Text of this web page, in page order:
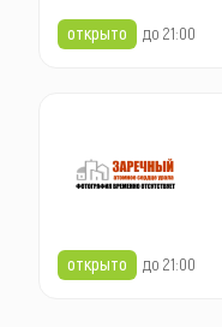
открыто до 21:00
открыто до 21:00